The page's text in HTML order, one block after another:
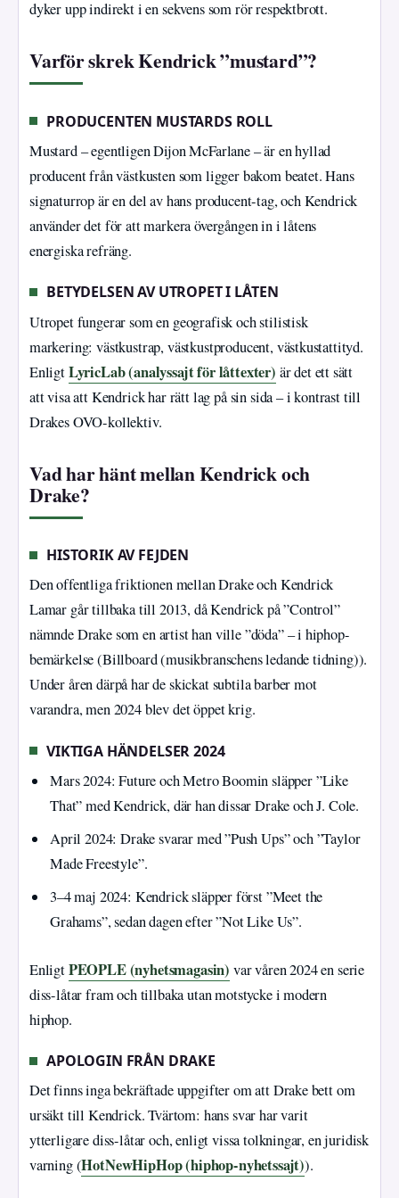
dyker upp indirekt i en sekvens som rör respektbrott.
Varför skrek Kendrick ”mustard”?
PRODUCENTEN MUSTARDS ROLL
Mustard – egentligen Dijon McFarlane – är en hyllad
producent från västkusten som ligger bakom beatet. Hans
signaturrop är en del av hans producent-tag, och Kendrick
använder det för att markera övergången in i låtens
energiska refräng.
BETYDELSEN AV UTROPET I LÅTEN
Utropet fungerar som en geografisk och stilistisk
markering: västkustrap, västkustproducent, västkustattityd.
EnligtLyricLab (analyssajt för låttexter) är det ett sätt
att visa att Kendrick har rätt lag på sin sida – i kontrast till
Drakes OVO-kollektiv.
Vad har hänt mellan Kendrick och
Drake?
HISTORIK AV FEJDEN
Den offentliga friktionen mellan Drake och Kendrick
Lamar går tillbaka till 2013, då Kendrick på ”Control”
nämnde Drake som en artist han ville ”döda” – i hiphop-
bemärkelse (Billboard (musikbranschens ledande tidning)).
Under åren därpå har de skickat subtila barber mot
varandra, men 2024 blev det öppet krig.
VIKTIGA HÄNDELSER 2024
Mars 2024: Future och Metro Boomin släpper ”Like
That” med Kendrick, där han dissar Drake och J. Cole.
April 2024: Drake svarar med ”Push Ups” och ”Taylor
Made Freestyle”.
3–4 maj 2024: Kendrick släpper först ”Meet the
Grahams”, sedan dagen efter ”Not Like Us”.
EnligtPEOPLE (nyhetsmagasin) var våren 2024 en serie
diss-låtar fram och tillbaka utan motstycke i modern
hiphop.
APOLOGIN FRÅN DRAKE
Det finns inga bekräftade uppgifter om att Drake bett om
ursäkt till Kendrick. Tvärtom: hans svar har varit
ytterligare diss-låtar och, enligt vissa tolkningar, en juridisk
varning (HotNewHipHop (hiphop-nyhetssajt)).